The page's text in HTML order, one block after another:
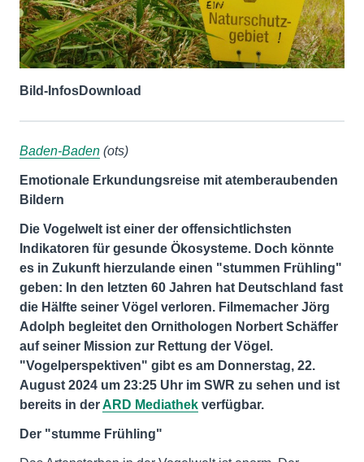
Bild-InfosDownload
Baden-Baden (ots)
Emotionale Erkundungsreise mit atemberaubenden
Bildern
Die Vogelwelt ist einer der offensichtlichsten
Indikatoren für gesunde Ökosysteme. Doch könnte
es in Zukunft hierzulande einen "stummen Frühling"
geben: In den letzten 60 Jahren hat Deutschland fast
die Hälfte seiner Vögel verloren. Filmemacher Jörg
Adolph begleitet den Ornithologen Norbert Schäffer
auf seiner Mission zur Rettung der Vögel.
"Vogelperspektiven" gibt es am Donnerstag, 22.
August 2024 um 23:25 Uhr im SWR zu sehen und ist
bereits in derARD Mediathek verfügbar.
Der "stumme Frühling"